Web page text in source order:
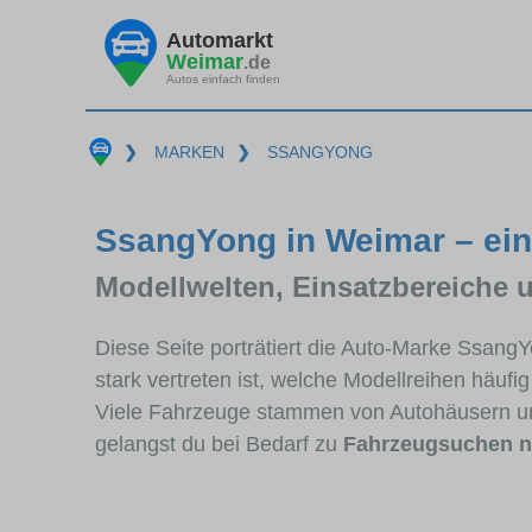
Automarkt
Weimar.de
Autos einfach finden
❯ MARKEN ❯ SSANGYONG
SsangYong in Weimar –
Modellwelten, Einsatzbereiche
Diese Seite porträtiert die Auto-Marke
stark vertreten ist, welche Modellreihen
Viele Fahrzeuge stammen von Autohäusern
gelangst du bei Bedarf zu Fahrzeugsuchen